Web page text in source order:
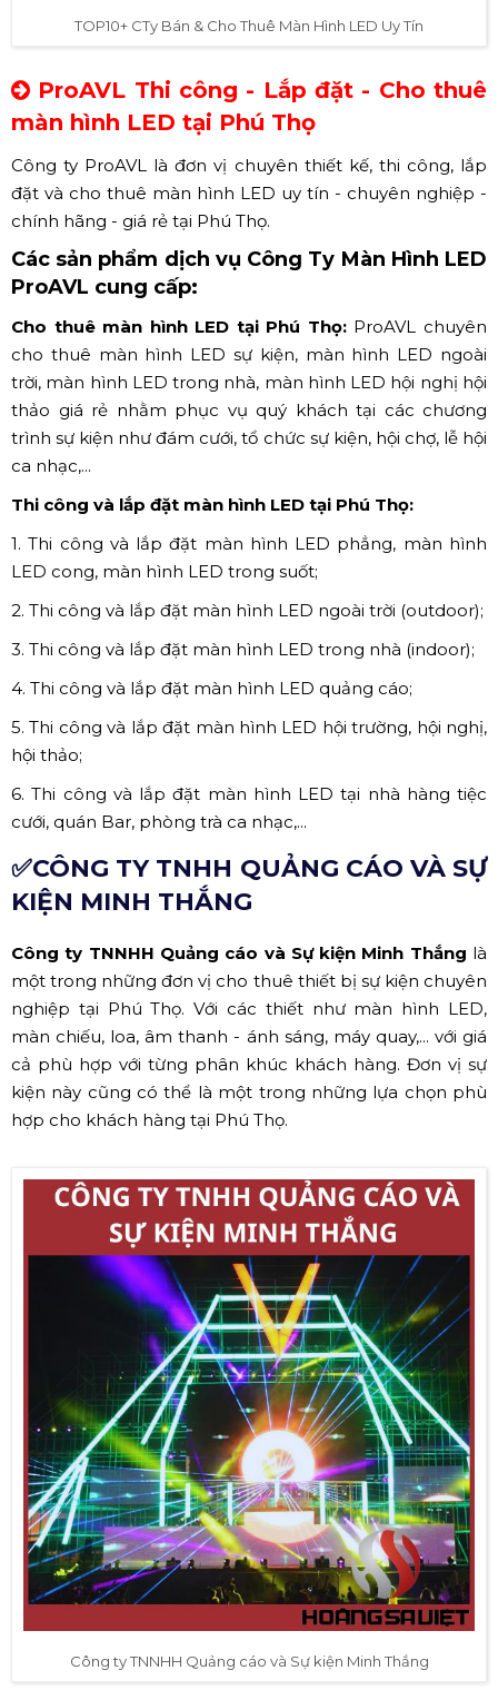
TOP10+ CTy Bán & Cho Thuê Màn Hình LED Uy Tín
ProAVL Thi công - Lắp đặt - Cho thuê
màn hình LED tại Phú Thọ
Công ty ProAVL là đơn vị chuyên thiết kế, thi công, lắp
đặt và cho thuê màn hình LED uy tín - chuyên nghiệp -
chính hãng - giá rẻ tại Phú Thọ.
Các sản phẩm dịch vụ Công Ty Màn Hình LED
ProAVL cung cấp:
Cho thuê màn hình LED tại Phú Thọ:ProAVL chuyên
cho thuê màn hình LED sự kiện, màn hình LED ngoài
trời, màn hình LED trong nhà, màn hình LED hội nghị hội
thảo giá rẻ nhằm phục vụ quý khách tại các chương
trình sự kiện như đám cưới, tổ chức sự kiện, hội chợ, lễ hội
ca nhạc,...
Thi công và lắp đặt màn hình LED tại Phú Thọ:
1. Thi công và lắp đặt màn hình LED phẳng, màn hình
LED cong, màn hình LED trong suốt;
2. Thi công và lắp đặt màn hình LED ngoài trời (outdoor);
3. Thi công và lắp đặt màn hình LED trong nhà (indoor);
4. Thi công và lắp đặt màn hình LED quảng cáo;
5. Thi công và lắp đặt màn hình LED hội trường, hội nghị,
hội thảo;
6. Thi công và lắp đặt màn hình LED tại nhà hàng tiệc
cưới, quán Bar, phòng trà ca nhạc,...
✅CÔNG TY TNHH QUẢNG CÁO VÀ SỰ
KIỆN MINH THẮNG
Công ty TNNHH Quảng cáo và Sự kiện Minh Thắng là
một trong những đơn vị cho thuê thiết bị sự kiện chuyên
nghiệp tại Phú Thọ. Với các thiết như màn hình LED,
màn chiếu, loa, âm thanh - ánh sáng, máy quay,... với giá
cả phù hợp với từng phân khúc khách hàng. Đơn vị sự
kiện này cũng có thể là một trong những lựa chọn phù
hợp cho khách hàng tại Phú Thọ.
Công ty TNNHH Quảng cáo và Sự kiện Minh Thắng